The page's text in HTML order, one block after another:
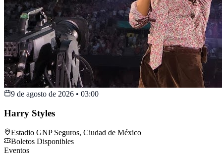
9 de agosto de 2026 • 03:00
Harry Styles
Estadio GNP Seguros, Ciudad de México
Boletos Disponibles
Eventos